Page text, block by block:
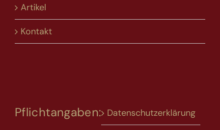
Artikel
Kontakt
Pflichtangaben: Datenschutzerklärung